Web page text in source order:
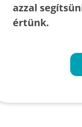
azzal
értünk.